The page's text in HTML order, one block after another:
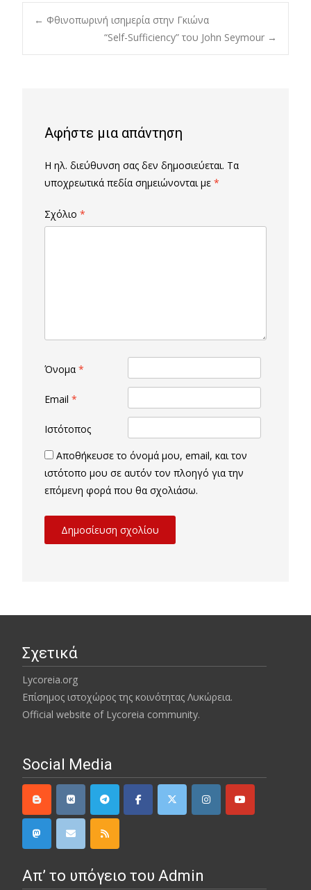
Post
← Φθινοπωρινή ισημερία στην Γκιώνα
“Self-Sufficiency” του John Seymour →
Αφήστε μια απάντηση
Η ηλ. διεύθυνση σας δεν δημοσιεύεται. Τα
υποχρεωτικά πεδία σημειώνονται με *
Σχόλιο *
Όνομα *
Email *
Ιστότοπος
Αποθήκευσε το όνομά μου, email, και τον
ιστότοπο μου σε αυτόν τον πλοηγό για την
επόμενη φορά που θα σχολιάσω.
Σχετικά
Lycoreia.org
Επίσημος ιστοχώρος της κοινότητας Λυκώρεια.
Official website of Lycoreia community.
Social Media
Απ’ το υπόγειο του Admin